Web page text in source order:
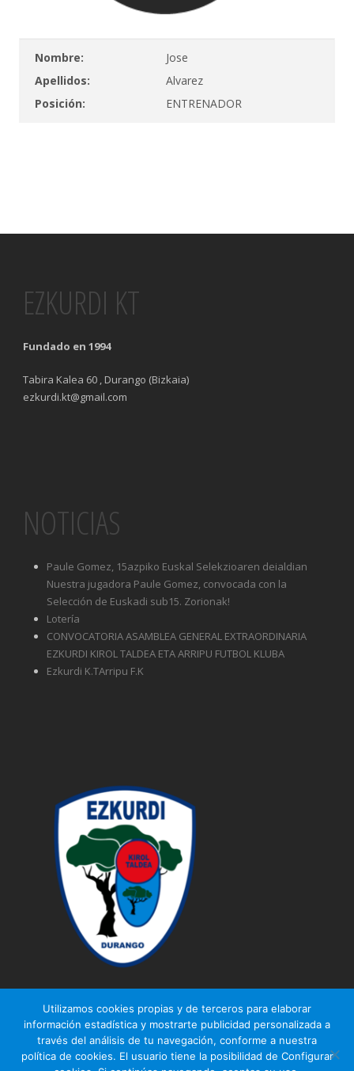
Nombre:
Jose
Apellidos:
Alvarez
Posición:
ENTRENADOR
EZKURDI KT
Fundado en 1994
Tabira Kalea 60 , Durango (Bizkaia)
ezkurdi.kt@gmail.com
NOTICIAS
Paule Gomez, 15azpiko Euskal Selekzioaren deialdian
Nuestra jugadora Paule Gomez, convocada con la
Selección de Euskadi sub15. Zorionak!
Lotería
CONVOCATORIA ASAMBLEA GENERAL EXTRAORDINARIA
EZKURDI KIROL TALDEA ETA ARRIPU FUTBOL KLUBA
Ezkurdi K.TArripu F.K
© Ezkurdi KT
Aviso legal|Política de privacidad| Política de cookies
Utilizamos cookies propias y de terceros para elaborar
información estadística y mostrarte publicidad personalizada a
través del análisis de tu navegación, conforme a nuestra
política de cookies. El usuario tiene la posibilidad de Configurar